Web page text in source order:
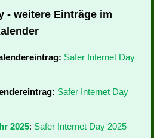
- weitere Einträge im
Safer Internet Day
Safer Internet Day
2025: Safer Internet Day 2025